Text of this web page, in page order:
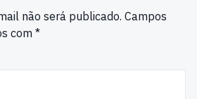
não será publicado. Campos
com *